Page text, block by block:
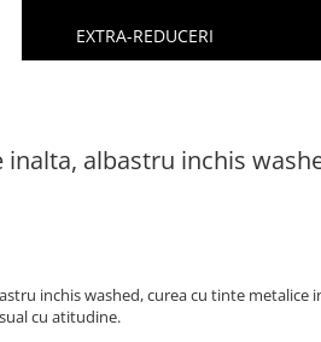
EXTRA-REDUCERI
inalta, albastru inchis
inchis washed, curea cu tinte metalice
cu atitudine.